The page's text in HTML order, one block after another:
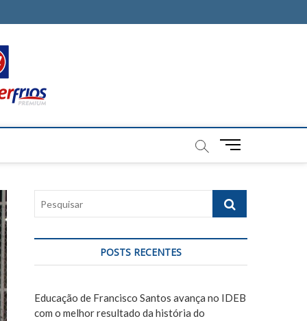
M
u
B
u
o
q
a
POSTS RECENTES
Educação de Francisco Santos avança no IDEB
com o melhor resultado da história do